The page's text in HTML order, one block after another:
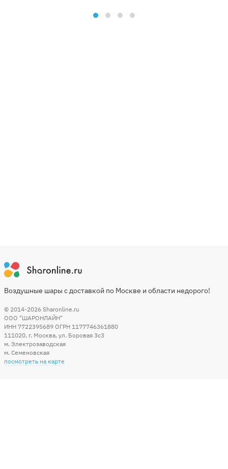
Воздушные шары с доставкой по Москве и области недорого!
© 2014-2026 Sharonline.ru
ООО "ШАРОНЛАЙН"
ИНН 7722395689 ОГРН 1177746361880
111020, г. Москва, ул. Боровая 3c3
м. Электрозаводская
м. Семеновская
посмотреть на карте